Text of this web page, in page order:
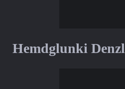
Hemdglunki